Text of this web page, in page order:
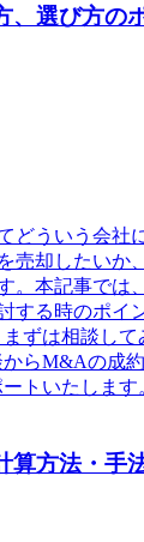
、選び方の
どういう会社
売却したいか
。本記事では
する時のポイ
ずは相談し
らM&Aの成
トいたします
算方法・手